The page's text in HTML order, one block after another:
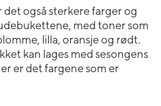
det også sterkere farger og
med toner som
lilla, oransje og rødt.
kan lages med sesongens
er det fargene som er